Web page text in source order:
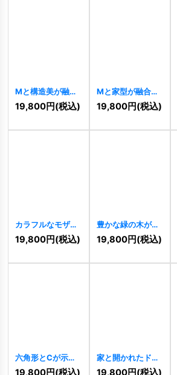
Mと構造美が融合
したの建築ロゴ
9989 ]
19,800円(税込)
Mと家型が融合し
たのロゴ [9987]
19,800円(税込)
カラフルなモザイ
クハウスロゴ
9984 ]
19,800円(税込)
豊かな緑の木が象
徴する成長と生命
力ロゴ [9980]
19,800円(税込)
六角形とCが示
す、連携と革新の
19,800円(税込)
家と開かれたドア
が示すのモダンロ
19,800円(税込)